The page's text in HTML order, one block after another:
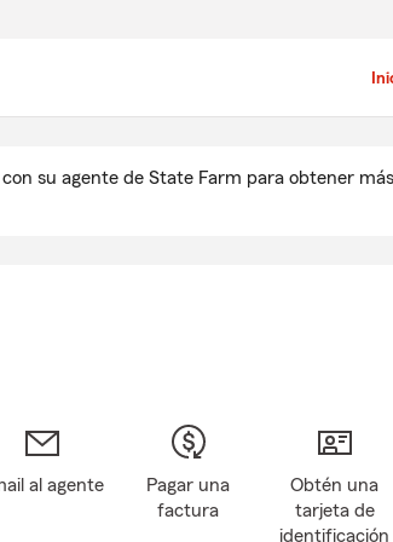
su agente de State Farm para obtener más
al agente
Pagar una
factura
Obtén una
tarjeta de
identificación